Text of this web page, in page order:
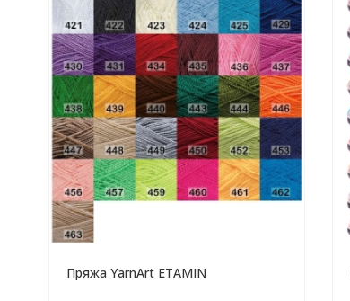
Пряжа YarnArt ETAMIN